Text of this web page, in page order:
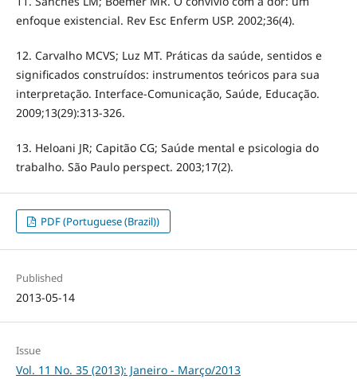
enfoque existencial. Rev Esc Enferm USP. 2002;36(4).
12. Carvalho MCVS; Luz MT. Práticas da saúde, sentidos e
significados construídos: instrumentos teóricos para sua
interpretação. Interface-Comunicação, Saúde, Educação.
2009;13(29):313-326.
13. Heloani JR; Capitão CG; Saúde mental e psicologia do
trabalho. São Paulo perspect. 2003;17(2).
PDF (Portuguese (Brazil))
Published
2013-05-14
Issue
Vol. 11 No. 35 (2013): Janeiro - Março/2013